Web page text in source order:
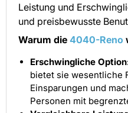
Leistung und
und preisbewusste
Warum die 4040-Reno
Erschwingliche
bietet sie wesentliche
Einsparungen und
Personen mit